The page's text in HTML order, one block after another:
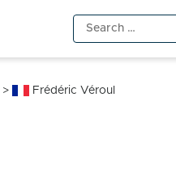
Search
for:
> Frédéric Véroul